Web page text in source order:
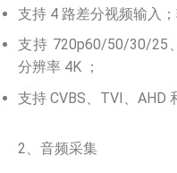
支持 4 路差分视频输入
支持 720p60/50/30/25
分辨率 4K ；
支持 CVBS、TVI、AHD
2、音频采集